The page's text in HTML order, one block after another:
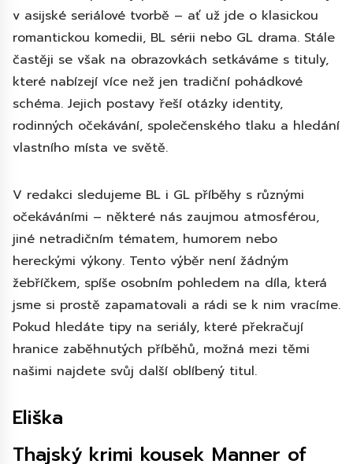
v asijské seriálové tvorbě – ať už jde o klasickou
romantickou komedii, BL sérii nebo GL drama. Stále
častěji se však na obrazovkách setkáváme s tituly,
které nabízejí více než jen tradiční pohádkové
schéma. Jejich postavy řeší otázky identity,
rodinných očekávání, společenského tlaku a hledání
vlastního místa ve světě.
V redakci sledujeme BL i GL příběhy s různými
očekáváními – některé nás zaujmou atmosférou,
jiné netradičním tématem, humorem nebo
hereckými výkony. Tento výběr není žádným
žebříčkem, spíše osobním pohledem na díla, která
jsme si prostě zapamatovali a rádi se k nim vracíme.
Pokud hledáte tipy na seriály, které překračují
hranice zaběhnutých příběhů, možná mezi těmi
našimi najdete svůj další oblíbený titul.
Eliška
Thajský krimi kousek Manner of